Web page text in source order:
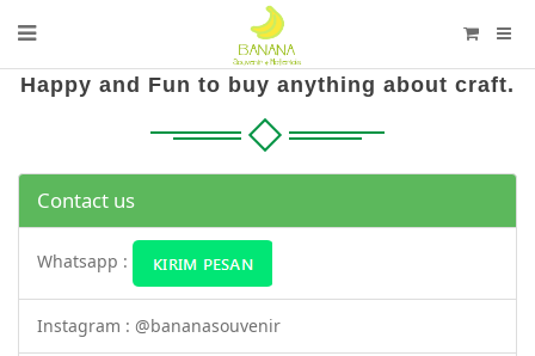
Happy and Fun to buy anything about craft.
Contact us
Whatsapp :
Instagram : @bananasouvenir